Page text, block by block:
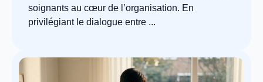
soignants au cœur de l’organisation. En
privilégiant le dialogue entre ...